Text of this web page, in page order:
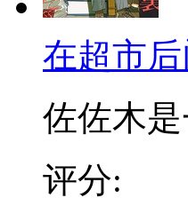
在超市
佐佐木
评分: